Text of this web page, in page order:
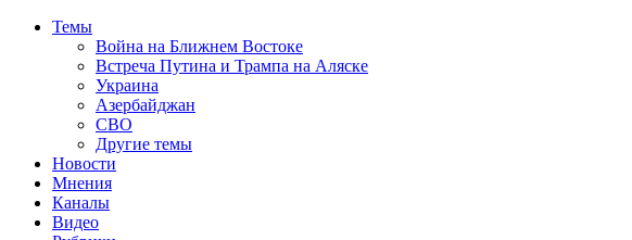
Темы
Война на Ближнем Востоке
Встреча Путина и Трампа на Аляске
Украина
Азербайджан
СВО
Другие темы
Новости
Мнения
Каналы
Видео